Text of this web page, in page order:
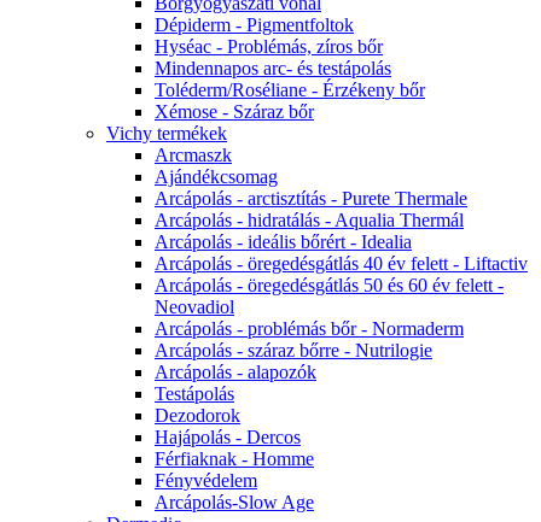
Dépiderm - Pigmentfoltok
Hyséac - Problémás, zíros bőr
Mindennapos arc- és testápolás
Toléderm/Roséliane - Érzékeny bőr
Xémose - Száraz bőr
Vichy termékek
Arcmaszk
Ajándékcsomag
Arcápolás - arctisztítás - Purete Thermale
Arcápolás - hidratálás - Aqualia Thermál
Arcápolás - ideális bőrért - Idealia
Arcápolás - öregedésgátlás 40 év felett - Liftactiv
Arcápolás - öregedésgátlás 50 és 60 év felett -
Neovadiol
Arcápolás - problémás bőr - Normaderm
Arcápolás - száraz bőrre - Nutrilogie
Arcápolás - alapozók
Testápolás
Dezodorok
Hajápolás - Dercos
Férfiaknak - Homme
Fényvédelem
Arcápolás-Slow Age